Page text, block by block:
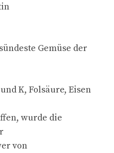
Gemüse der
K, Folsäure, Eisen
wurde die
von